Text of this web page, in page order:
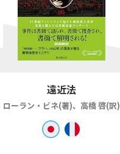
遠近法
ローラン・ビネ(著)、高橋 啓(訳)